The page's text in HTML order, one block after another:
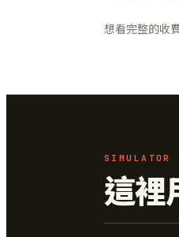
想看完整的收
SIMULATOR
這裡